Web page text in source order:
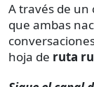
A través de un
que ambas
hoja de ruta